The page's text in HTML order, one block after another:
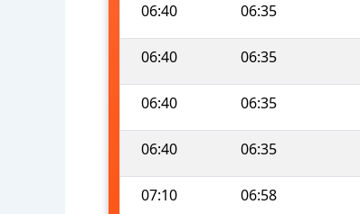
06:40 06:35
06:40 06:35
06:40 06:35
06:40 06:35
07:10 06:58